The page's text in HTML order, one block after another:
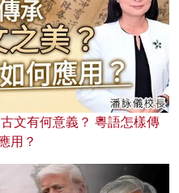
文有何意義？ 粵語怎樣傳
用？